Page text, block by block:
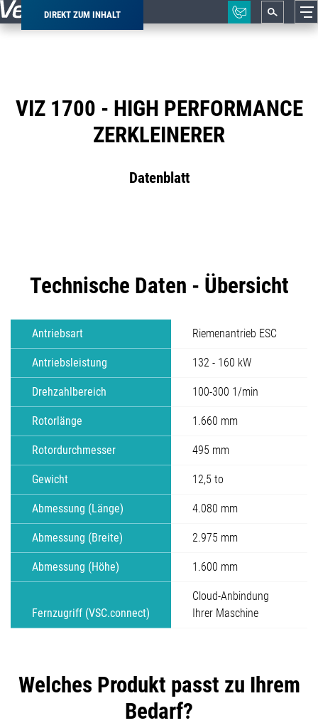
DIREKT ZUM INHALT
Pfadnavigation
VIZ 1700 - HIGH PERFORMANCE
ZERKLEINERER
Datenblatt
Technische Daten - Übersicht
Antriebsart Riemenantrieb ESC
Antriebsleistung 132 - 160 kW
Drehzahlbereich 100-300 1/min
Rotorlänge 1.660 mm
Rotordurchmesser 495 mm
Gewicht 12,5 to
Abmessung (Länge) 4.080 mm
Abmessung (Breite) 2.975 mm
Abmessung (Höhe) 1.600 mm
Fernzugriff (VSC.connect)
Cloud-Anbindung
Ihrer Maschine
Welches Produkt passt zu Ihrem
Bedarf?